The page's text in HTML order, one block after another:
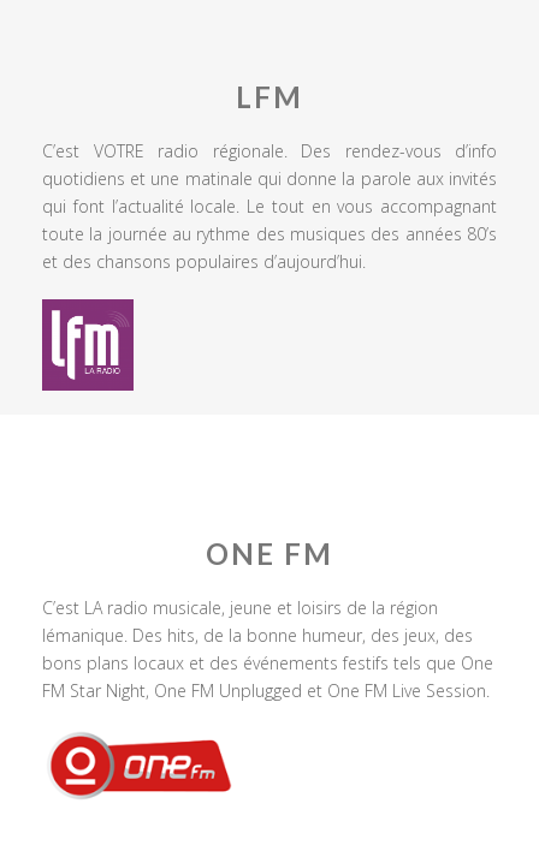
LFM
C’est VOTRE radio régionale. Des rendez-vous d’info
quotidiens et une matinale qui donne la parole aux invités
qui font l’actualité locale. Le tout en vous accompagnant
toute la journée au rythme des musiques des années 80’s
et des chansons populaires d’aujourd’hui.
ONE FM
C’est LA radio musicale, jeune et loisirs de la région
lémanique. Des hits, de la bonne humeur, des jeux, des
bons plans locaux et des événements festifs tels que One
FM Star Night, One FM Unplugged et One FM Live Session.